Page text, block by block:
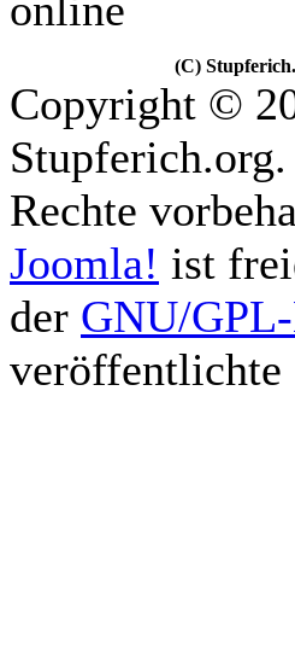
(C)
Copyright ©
Rechte
Joomla! ist
der GNU/
veröffentlichte